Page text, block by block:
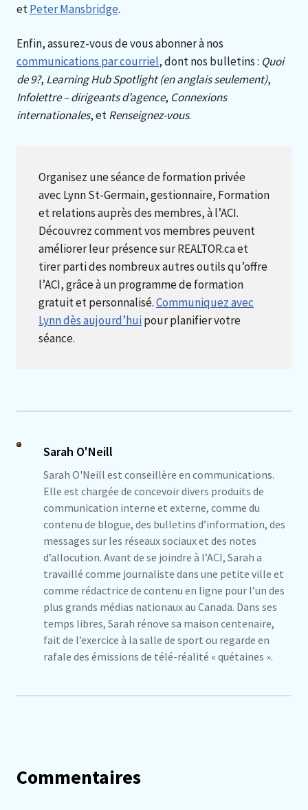
etPeter Mansbridge.
Enfin, assurez-vous de vous abonner à nos
communications par courriel, dont nos bulletins : Quoi
de 9?, Learning Hub Spotlight (en anglais seulement),
Infolettre – dirigeants d’agence, Connexions
internationales, etRenseignez-vous.
Organisez une séance de formation privée
avec Lynn St-Germain, gestionnaire, Formation
et relations auprès des membres, à l’ACI.
Découvrez comment vos membres peuvent
améliorer leur présence sur REALTOR.ca et
tirer parti des nombreux autres outils qu’offre
l’ACI, grâce à un programme de formation
gratuit et personnalisé.Communiquez avec
Lynn dès aujourd’huipour planifier votre
séance.
Sarah O'Neill
Sarah O'Neill est conseillère en communications.
Elle est chargée de concevoir divers produits de
communication interne et externe, comme du
contenu de blogue, des bulletins d’information, des
messages sur les réseaux sociaux et des notes
d’allocution. Avant de se joindre à l’ACI, Sarah a
travaillé comme journaliste dans une petite ville et
comme rédactrice de contenu en ligne pour l’un des
plus grands médias nationaux au Canada. Dans ses
temps libres, Sarah rénove sa maison centenaire,
fait de l’exercice à la salle de sport ou regarde en
rafale des émissions de télé-réalité « quétaines ».
Commentaires